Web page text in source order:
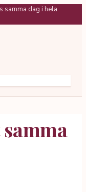
samma dag i hela